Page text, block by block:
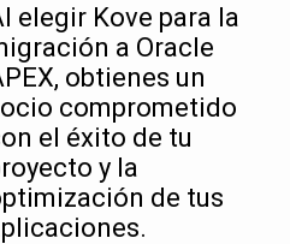
elegir Kove para la
a Oracle
obtienes un
comprometido
el éxito de tu
y la
de tus